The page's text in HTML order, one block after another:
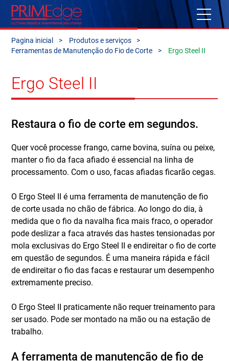
Pagina inicial
Produtos e serviços
Ferramentas de Manutenção do Fio de Corte
Ergo Steel II
Ergo Steel II
Restaura o fio de corte em segundos.
Quer você processe frango, carne bovina, suína ou peixe,
manter o fio da faca afiado é essencial na linha de
processamento. Com o uso, facas afiadas ficarão cegas.
O Ergo Steel II é uma ferramenta de manutenção de fio
de corte usada no chão de fábrica. Ao longo do dia, à
medida que o fio da navalha fica mais fraco, o operador
pode deslizar a faca através das hastes tensionadas por
mola exclusivas do Ergo Steel II e endireitar o fio de corte
em questão de segundos. É uma maneira rápida e fácil
de endireitar o fio das facas e restaurar um desempenho
extremamente preciso.
O Ergo Steel II praticamente não requer treinamento para
ser usado. Pode ser montado na mão ou na estação de
trabalho.
A ferramenta de manutenção de fio de